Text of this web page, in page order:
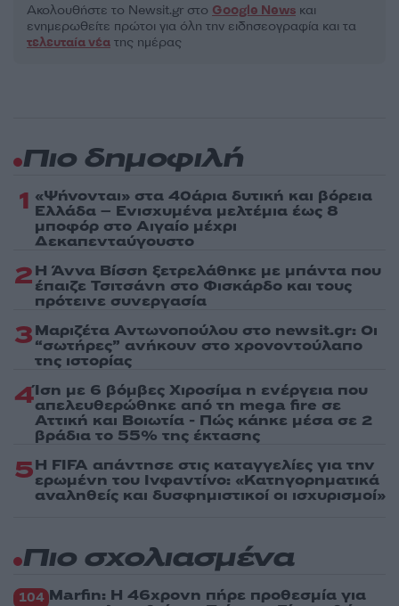
Ακολουθήστε το Νewsit.gr στο Google News και
ενημερωθείτε πρώτοι για όλη την ειδησεογραφία και τα
τελευταία νέα της ημέρας
Πιο δημοφιλή
1 «Ψήνονται» στα 40άρια δυτική και βόρεια
Ελλάδα – Ενισχυμένα μελτέμια έως 8
μποφόρ στο Αιγαίο μέχρι
Δεκαπενταύγουστο
2Η Άννα Βίσση ξετρελάθηκε με μπάντα που
έπαιζε Τσιτσάνη στο Φισκάρδο και τους
πρότεινε συνεργασία
3Μαριζέτα Αντωνοπούλου στο newsit.gr: Οι
“σωτήρες” ανήκουν στο χρονοντούλαπο
της ιστορίας
4Ίση με 6 βόμβες Χιροσίμα η ενέργεια που
απελευθερώθηκε από τη mega fire σε
Αττική και Βοιωτία - Πώς κάηκε μέσα σε 2
βράδια το 55% της έκτασης
5Η FIFA απάντησε στις καταγγελίες για την
ερωμένη του Ινφαντίνο: «Κατηγορηματικά
αναληθείς και δυσφημιστικοί οι ισχυρισμοί»
Πιο σχολιασμένα
104 Marfin: Η 46χρονη πήρε προθεσμία για